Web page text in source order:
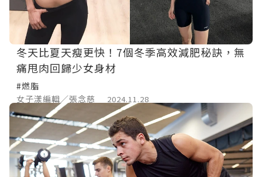
冬天比夏天瘦更快！7個冬季高效減肥秘訣，無
痛甩肉回歸少女身材
#燃脂
女子漾編輯／張念慈
2024.11.28